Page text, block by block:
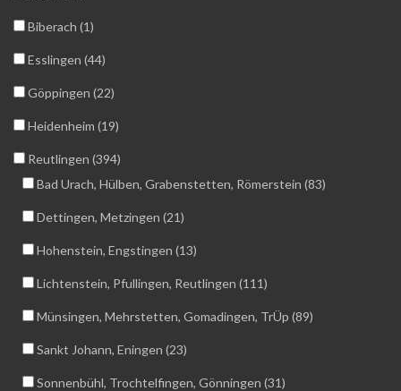
Biberach (1)
Esslingen (44)
Göppingen (22)
Heidenheim (19)
Reutlingen (394)
Bad Urach, Hülben, Grabenstetten, Römerstein (83)
Dettingen, Metzingen (21)
Hohenstein, Engstingen (13)
Lichtenstein, Pfullingen, Reutlingen (111)
Münsingen, Mehrstetten, Gomadingen, TrÜp (89)
Sankt Johann, Eningen (23)
Sonnenbühl, Trochtelfingen, Gönningen (31)